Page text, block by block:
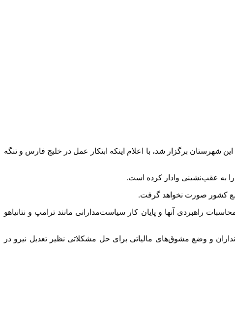
برگزار شد، با اعلام اینکه ابتکار عمل در خلیج فارس و تنگه
به عقب‌نشینی وادار کرده است.
کشور صورت نخواهد گرفت.
راهبردی آنها و پایان کار سیاست‌مدارانی مانند ترامپ و نتانیاهو
و وضع مشوق‌های مالیاتی برای حل مشکلاتی نظیر تعدیل نیرو در